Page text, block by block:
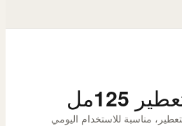
مناسبة للاستخدام اليومي